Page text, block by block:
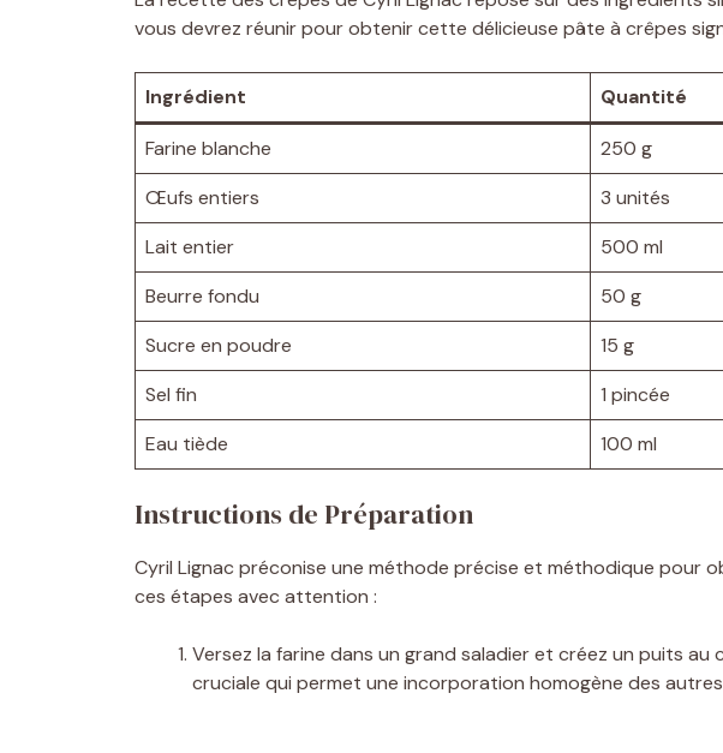
vous devrez réunir pour obtenir cette délicieuse pâte à crêpes
Ingrédient Quantité
Farine blanche
250 g
Œufs entiers
3 unités
Lait entier
500 ml
Beurre fondu
50 g
Sucre en poudre
15 g
Sel fin
1 pincée
Eau tiède
100 ml
Instructions de Préparation
Cyril Lignac préconise une méthode précise et méthodique pour
ces étapes avec attention :
Versez la farine dans un grand saladier et créez un puits au
cruciale qui permet une incorporation homogène des